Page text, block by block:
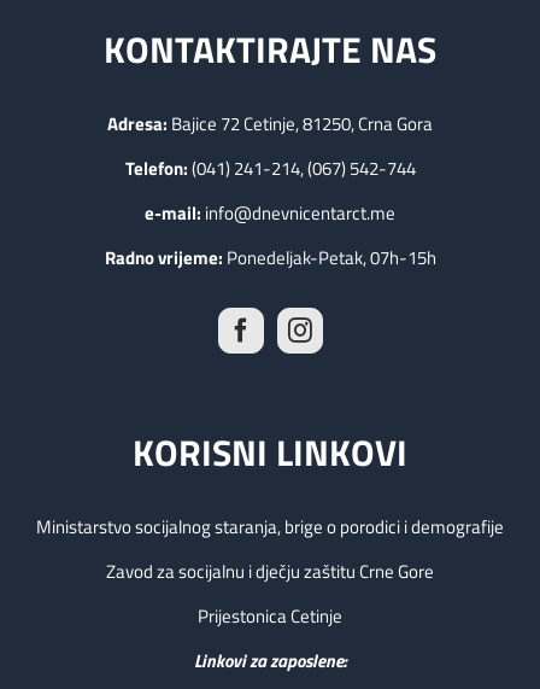
KONTAKTIRAJTE NAS
Adresa: Bajice 72 Cetinje, 81250, Crna Gora
Telefon:(041) 241-214, (067) 542-744
e-mail: info@dnevnicentarct.me
Radno vrijeme: Ponedeljak-Petak, 07h-15h
KORISNI LINKOVI
Ministarstvo socijalnog staranja, brige o porodici i demografije
Zavod za socijalnu i dječju zaštitu Crne Gore
Prijestonica Cetinje
Linkovi za zaposlene: